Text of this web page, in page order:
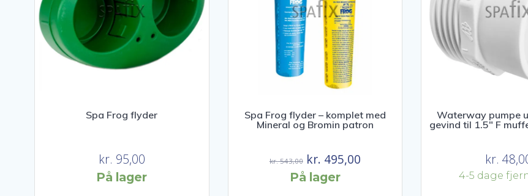
Spa Frog flyder
kr. 95,00
På lager
Spa Frog flyder – komplet med
Mineral og Bromin patron
kr.543,00 Den
oprindelige
kr. 495,00Den
På lager
Waterway pumpe
gevind til 1.5″ F
kr.
4-5 dage